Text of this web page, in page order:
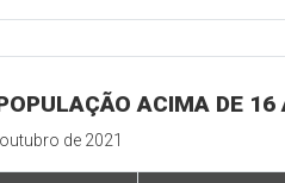
ACIMA DE 16
de 2021